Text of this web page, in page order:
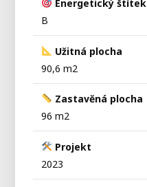
Energetický štítek
B
Užitná plocha
90,6 m2
Zastavěná plocha
96 m2
Projekt
2023